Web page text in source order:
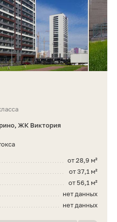
ЖК Виктория
от 28,9 м²
от 37,1 м²
от 56,1 м²
нет данных
нет данных